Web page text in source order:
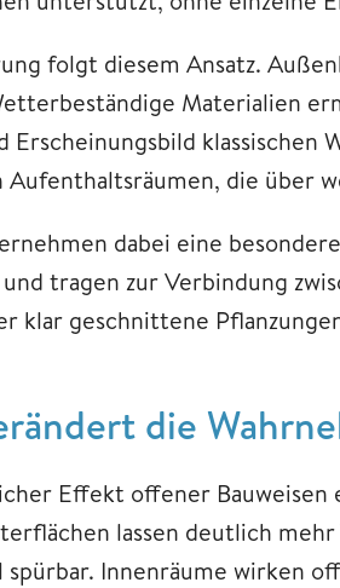
folgt diesem Ansatz.
Materialien
Erscheinungsbild klassischen
die über
dabei eine
tragen zur Verbindung
klar geschnittene
die
Effekt offener
lassen deutlich
spürbar. Innenräume wirken